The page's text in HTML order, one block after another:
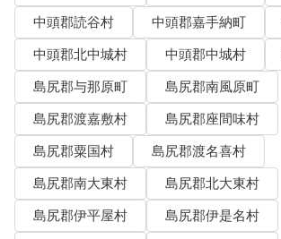
中頭郡読谷村
中頭郡嘉手納町
中頭郡北中城村
中頭郡中城村
島尻郡与那原町
島尻郡南風原町
島尻郡渡嘉敷村
島尻郡座間味村
島尻郡粟国村
島尻郡渡名喜村
島尻郡南大東村
島尻郡北大東村
島尻郡伊平屋村
島尻郡伊是名村